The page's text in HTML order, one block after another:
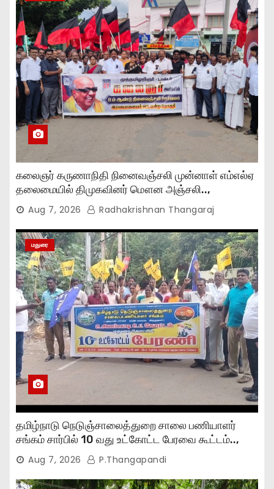
கலைஞர் கருணாநிதி நினைவஞ்சலி முன்னாள் எம்எல்ஏ
தலைமையில் திமுகவினர் மௌன அஞ்சலி..,
Aug 7, 2026 Radhakrishnan Thangaraj
மதுரை
தமிழ்நாடு நெடுஞ்சாலைத்துறை சாலை பணியாளர்
சங்கம் சார்பில் 10 வது உட்கோட்ட பேரவை கூட்டம்..,
Aug 7, 2026 P.Thangapandi